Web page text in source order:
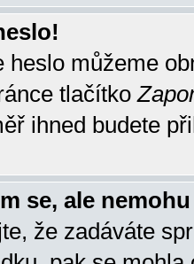
heslo můžeme
tlačítko
ihned budete
se, ale
že zadáváte